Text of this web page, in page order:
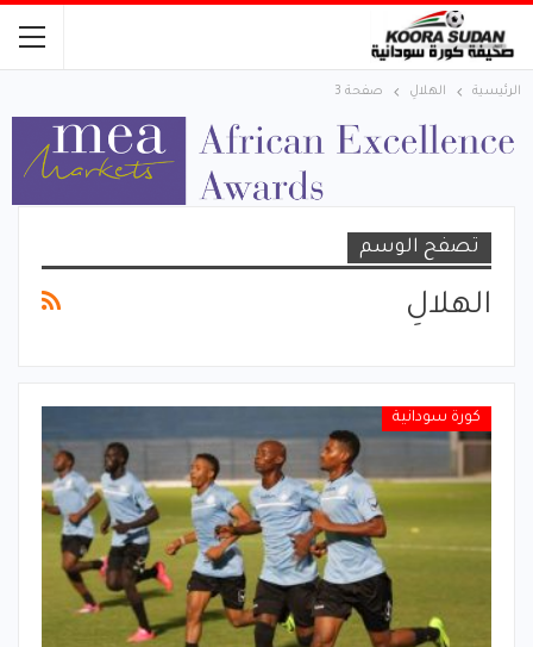
الرئيسية الهلالِ صفحة 3
تصفح الوسم
الهلالِ
كورة سودانية